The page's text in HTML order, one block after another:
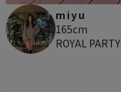
miyu
165cm
ROYAL PARTY